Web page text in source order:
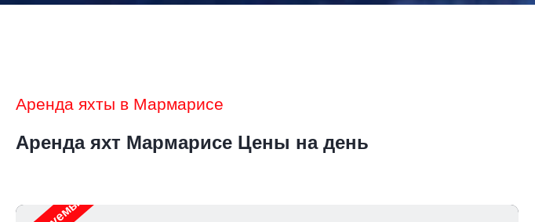
Аренда яхты в Мармарисе
Аренда яхт Мармарисе Цены на день